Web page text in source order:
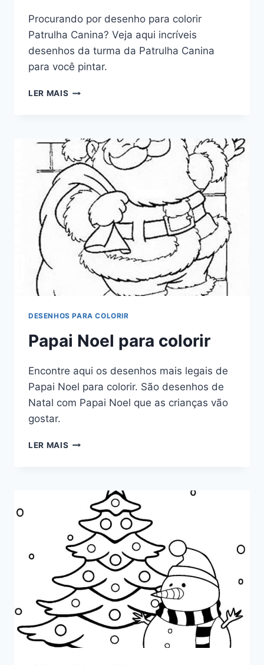
Procurando por desenho para colorir
Patrulha Canina? Veja aqui incríveis
desenhos da turma da Patrulha Canina
para você pintar.
LER MAIS DESENHO
CANINA
DESENHOS PARA COLORIR
Papai Noel para colorir
Encontre aqui os desenhos mais legais de
Papai Noel para colorir. São desenhos de
Natal com Papai Noel que as crianças vão
gostar.
LER MAIS PAPAI